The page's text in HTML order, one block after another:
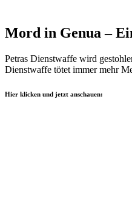
Mord in Genua –
Petras Dienstwaffe wird
Dienstwaffe tötet immer mehr
Hier klicken und jetzt anschauen: